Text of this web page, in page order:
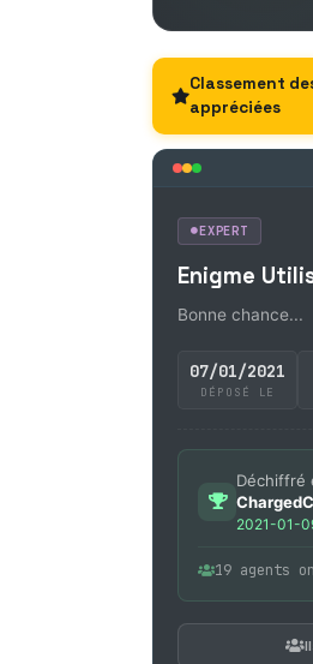
Classement
appréciées
EXPERT
Enigme
Bonne chance...
07/01/2021
DÉPOSÉ LE
Déchiffré
2021-01-
19 agents